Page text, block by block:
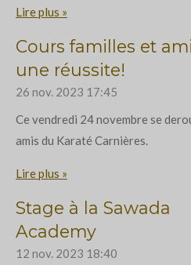
Lire plus »
Cours familles et
une réussite!
26 nov. 2023 17:45
Ce vendredi 24 novembre se
amis du Karaté Carnières.
Lire plus »
Stage à la Sawada
Academy
12 nov. 2023 18:40